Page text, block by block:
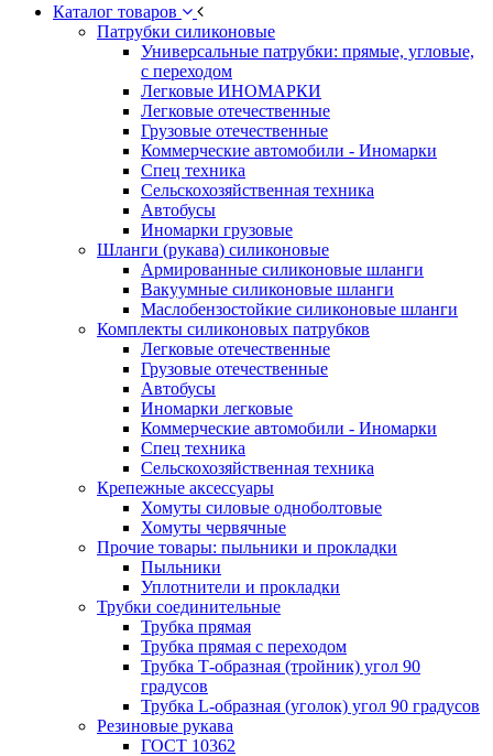
Каталог товаров
Патрубки силиконовые
Универсальные патрубки: прямые, угловые,
с переходом
Легковые ИНОМАРКИ
Легковые отечественные
Грузовые отечественные
Коммерческие автомобили - Иномарки
Спец техника
Сельскохозяйственная техника
Автобусы
Иномарки грузовые
Шланги (рукава) силиконовые
Армированные силиконовые шланги
Вакуумные силиконовые шланги
Маслобензостойкие силиконовые шланги
Комплекты силиконовых патрубков
Легковые отечественные
Грузовые отечественные
Автобусы
Иномарки легковые
Коммерческие автомобили - Иномарки
Спец техника
Сельскохозяйственная техника
Крепежные аксессуары
Хомуты силовые одноболтовые
Хомуты червячные
Прочие товары: пыльники и прокладки
Пыльники
Уплотнители и прокладки
Трубки соединительные
Трубка прямая
Трубка прямая с переходом
Трубка Т-образная (тройник) угол 90
градусов
Трубка L-образная (уголок) угол 90 градусов
Резиновые рукава
ГОСТ 10362